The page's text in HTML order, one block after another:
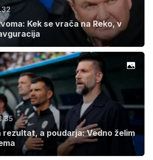
Kek se vrača na Reko, v
rezultat, a poudarja: Vedno želim